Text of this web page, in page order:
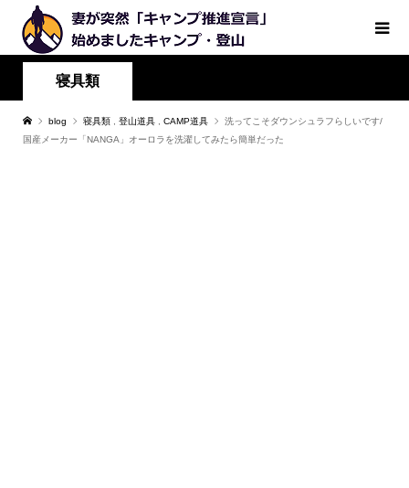
寝具類
blog 寝具類 登山道具 CAMP道具
洗ってこそダウンシュラフらしいです/
国産メーカー「NANGA」オーロラを洗濯してみたら簡単だった